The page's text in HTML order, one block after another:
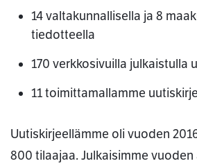
14 valtakunnallisella ja 8
tiedotteella
170 verkkosivuilla julkaistulla
11 toimittamallamme
Uutiskirjeellämme oli vuoden
800 tilaajaa. Julkaisimme vuoden